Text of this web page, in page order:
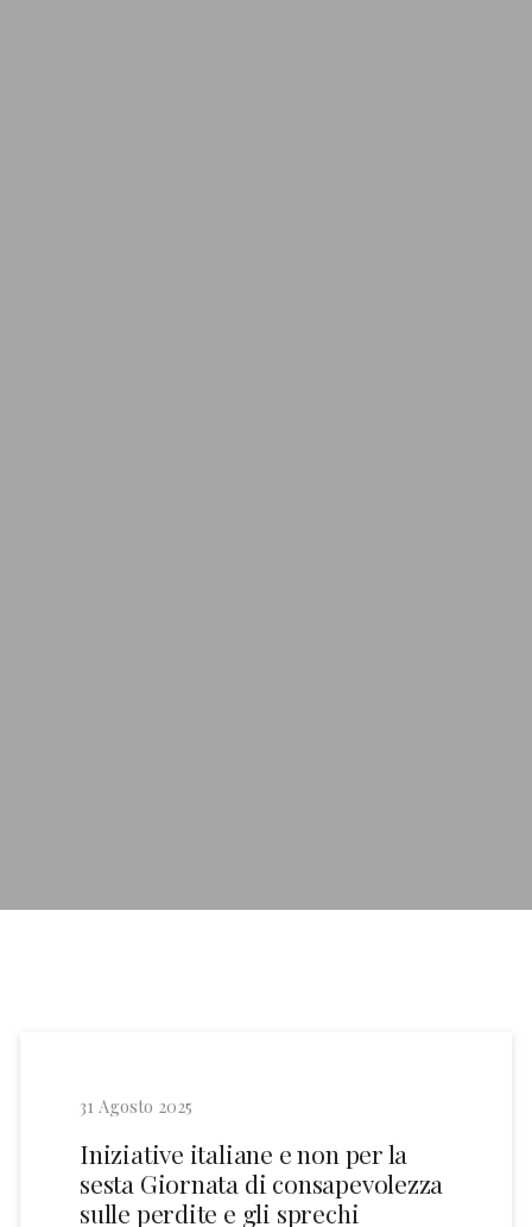
31 Agosto 2025
Iniziative italiane e non per la
sesta Giornata di consapevolezza
sulle perdite e gli sprechi